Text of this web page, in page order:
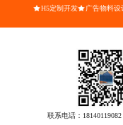
H5定制开发 广告物料设
联系电话： 18140119082